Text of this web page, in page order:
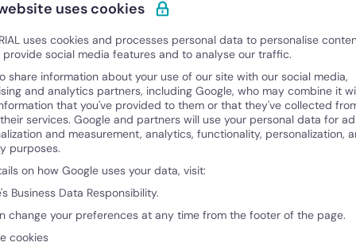
il tuo team proprio come Victoria
uses cookies
uses cookies and processes personal data to personalise
provide social media features and to analyse our traffic.
share information about your use of our site with our social media,
and analytics partners, including Google, who may combine it
that you've provided to them or that they've collected
services. Google and partners will use your personal data for ad
and measurement, analytics, functionality, personalization,
purposes.
on how Google uses your data, visit:
Business Data Responsibility.
change your preferences at any time from the footer of the page.
cookies